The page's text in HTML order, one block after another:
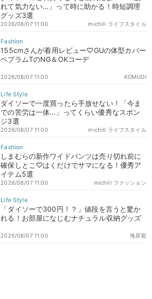
れて気力ない…」って時に助かる！時短調理
グッズ3選
michill ライフスタイル
2026/08/07 11:00
155cmさんが着用レビュー♡GUの体型カバー
ペプラムTのNG＆OKコーデ
KOMUGI
2026/08/07 11:00
ダイソーで一度買ったら手放せない！「今ま
での苦労は一体…」ってくらい優秀なスポン
ジ3選
michill ライフスタイル
2026/08/07 11:00
しまむらの新作ワイドパンツは売り切れ前に
確保しとこ♡はくだけでサマになる！優秀ア
イテム5選
michill ファッション
2026/08/07 11:00
「ダイソーで300円！？」値段を言うと驚か
れる！お部屋になじむナチュラル収納グッズ
海原藍
2026/08/07 11:00